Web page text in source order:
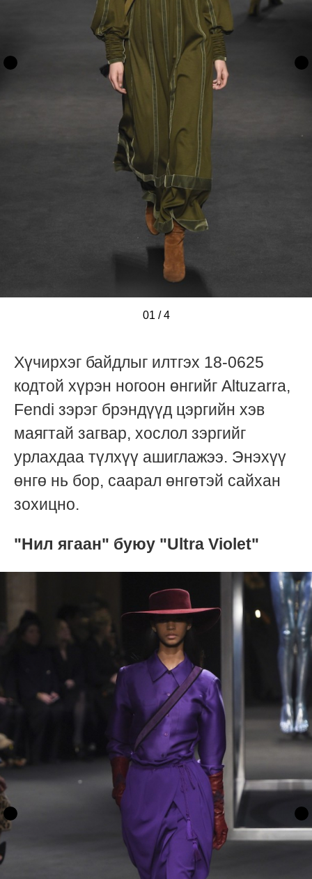
01 / 4
///
Хүчирхэг байдлыг илтгэх 18-0625
кодтой хүрэн ногоон өнгийг Altuzarra,
Fendi зэрэг брэндүүд цэргийн хэв
маягтай загвар, хослол зэргийг
урлахдаа түлхүү ашиглажээ. Энэхүү
өнгө нь бор, саарал өнгөтэй сайхан
зохицно.
"Нил ягаан" буюу "Ultra Violet"